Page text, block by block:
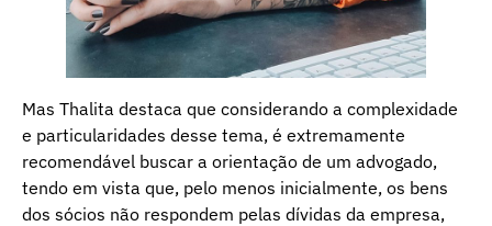
Mas Thalita destaca que considerando a complexidade
e particularidades desse tema, é extremamente
recomendável buscar a orientação de um advogado,
tendo em vista que, pelo menos inicialmente, os bens
dos sócios não respondem pelas dívidas da empresa,